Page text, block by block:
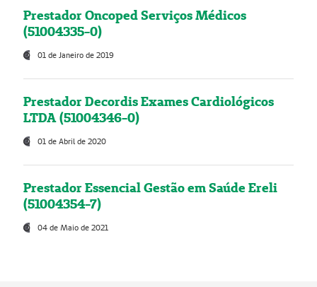
Prestador Oncoped Serviços Médicos
(51004335-0)
01 de Janeiro de 2019
Prestador Decordis Exames Cardiológicos
LTDA (51004346-0)
01 de Abril de 2020
Prestador Essencial Gestão em Saúde Ereli
(51004354-7)
04 de Maio de 2021